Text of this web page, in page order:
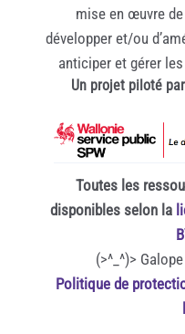
mise en œuvre
développer et/ou
anticiper et gérer
Un projet piloté
Toutes les
disponibles selon la
(>^_^)>
Politique de